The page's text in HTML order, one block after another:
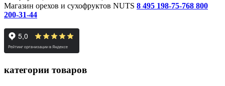
Магазин орехов и сухофруктов NUTS 8 495 198-75-768 800
200-31-44
категории товаров